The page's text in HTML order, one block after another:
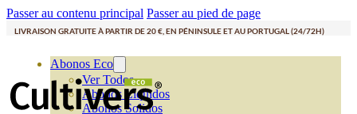
Passer au contenu principal Passer au pied de page
LIVRAISON GRATUITE À PARTIR DE 20 €, EN PÉNINSULE ET AU PORTUGAL (24/72H)
Abonos Eco
Ver Todos
Abonos Líquidos
Abonos Solidos